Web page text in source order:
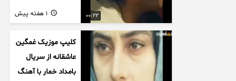
00:22
عاشقانه
کلیپ موزیک غمگین
عاشقانه از سریال
بامداد خمار با آهنگ